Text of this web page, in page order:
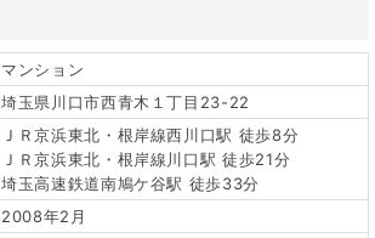
マンション
埼玉県川口市西青木１丁目23-22
ＪＲ京浜東北・根岸線西川口駅 徒歩8分
ＪＲ京浜東北・根岸線川口駅 徒歩21分
埼玉高速鉄道南鳩ケ谷駅 徒歩33分
2008年2月